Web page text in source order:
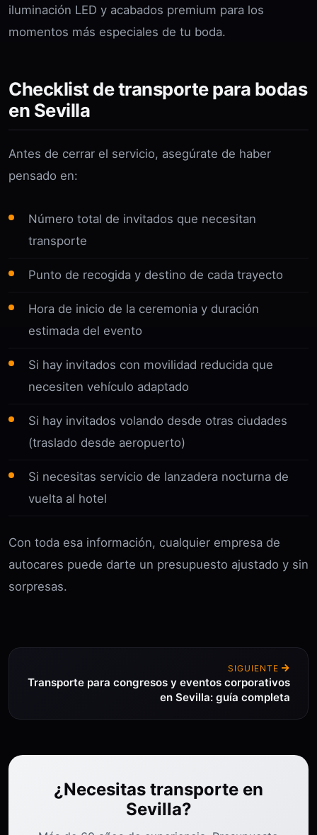
iluminación LED y acabados premium para los
momentos más especiales de tu boda.
Checklist de transporte para bodas
en Sevilla
Antes de cerrar el servicio, asegúrate de haber
pensado en:
Número total de invitados que necesitan
transporte
Punto de recogida y destino de cada trayecto
Hora de inicio de la ceremonia y duración
estimada del evento
Si hay invitados con movilidad reducida que
necesiten vehículo adaptado
Si hay invitados volando desde otras ciudades
(traslado desde aeropuerto)
Si necesitas servicio de lanzadera nocturna de
vuelta al hotel
Con toda esa información, cualquier empresa de
autocares puede darte un presupuesto ajustado y sin
sorpresas.
SIGUIENTE
Transporte para congresos y eventos corporativos
en Sevilla: guía completa
¿Necesitas transporte en
Sevilla?